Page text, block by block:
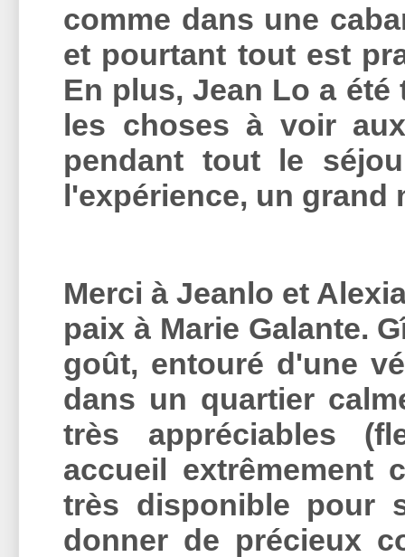
comme dans une
et pourtant tout est
En plus, Jean Lo a
les choses à voir
pendant tout le
l'expérience, un grand
Merci à Jeanlo et
paix à Marie Galante.
goût, entouré d'une
dans un quartier
très appréciables
accueil extrêmement
très disponible pour
donner de précieux